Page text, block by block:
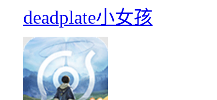
deadplate小女孩